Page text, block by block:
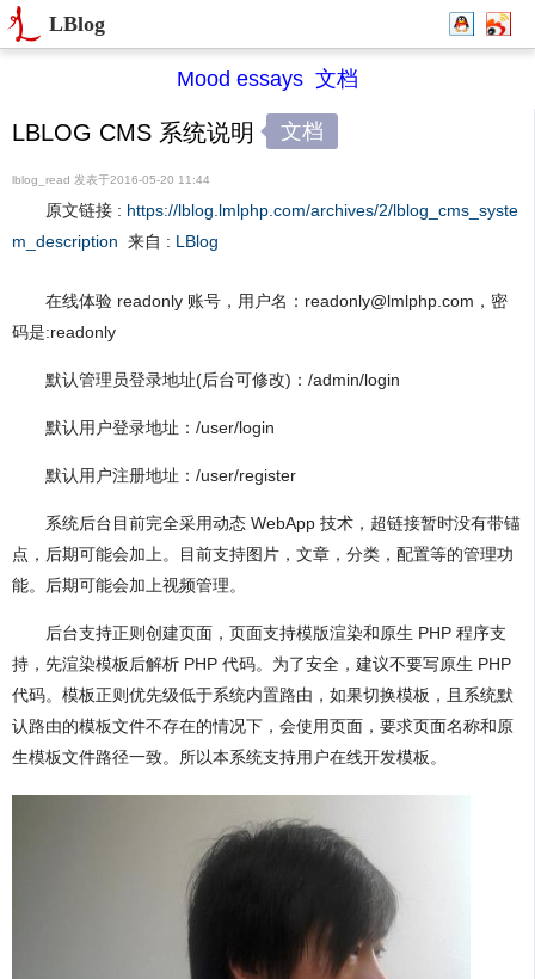
LBlog
Mood essays 文档
LBLOG CMS 系统说明 文档
lblog_read 发表于2016-05-20 11:44
原文链接 : https://lblog.lmlphp.com/archives/2/lblog_cms_syste
m_description 来自 : LBlog
在线体验 readonly 账号，用户名： readonly@lmlphp.com ，密
码是:readonly
默认管理员登录地址(后台可修改)：/admin/login
默认用户登录地址：/user/login
默认用户注册地址：/user/register
系统后台目前完全采用动态 WebApp 技术，超链接暂时没有带锚
点，后期可能会加上。目前支持图片，文章，分类，配置等的管理功
能。后期可能会加上视频管理。
后台支持正则创建页面，页面支持模版渲染和原生 PHP 程序支
持，先渲染模板后解析 PHP 代码。为了安全，建议不要写原生 PHP
代码。模板正则优先级低于系统内置路由，如果切换模板，且系统默
认路由的模板文件不存在的情况下，会使用页面，要求页面名称和原
生模板文件路径一致。所以本系统支持用户在线开发模板。